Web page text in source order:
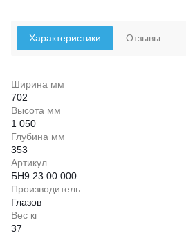
Характеристики
Ширина мм
702
Высота мм
1 050
Глубина мм
353
Артикул
БН9.23.00.000
Производитель
Глазов
Вес кг
37
Отзывы